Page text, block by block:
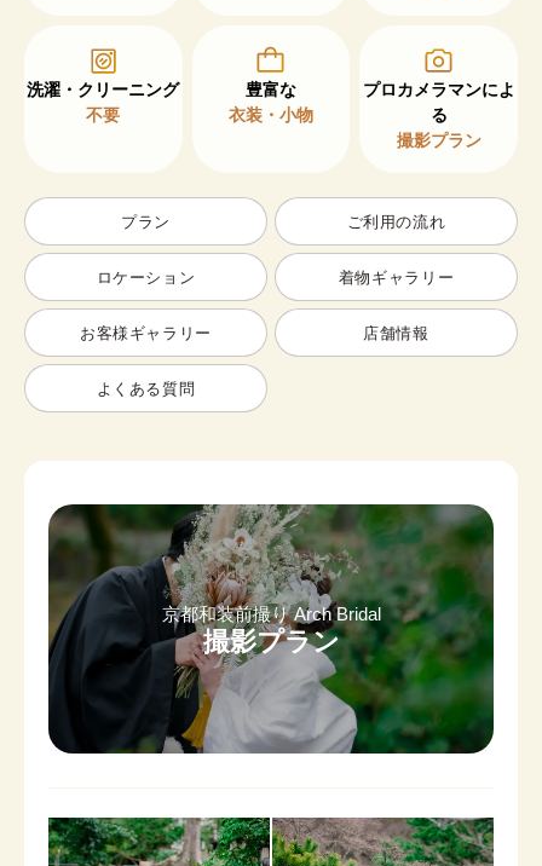
洗濯・クリーニング
不要
豊富な
衣装・小物
プロカメラマンによ
撮影プラン
プラン ご利用の流れ
ロケーション 着物ギャラリー
お客様ギャラリー 店舗情報
よくある質問
京都和装前撮り Arch Bridal
撮影プラン